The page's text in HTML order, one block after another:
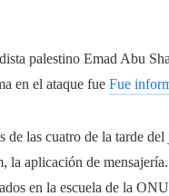
palestino Emad Abu
en el ataque fue Fue
de las cuatro de la tarde
la aplicación de
en la escuela de la